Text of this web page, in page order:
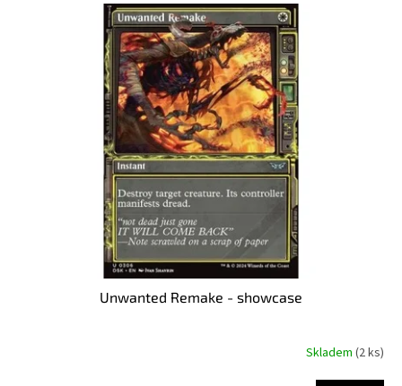
Unwanted Remake - showcase
Skladem (2 ks)